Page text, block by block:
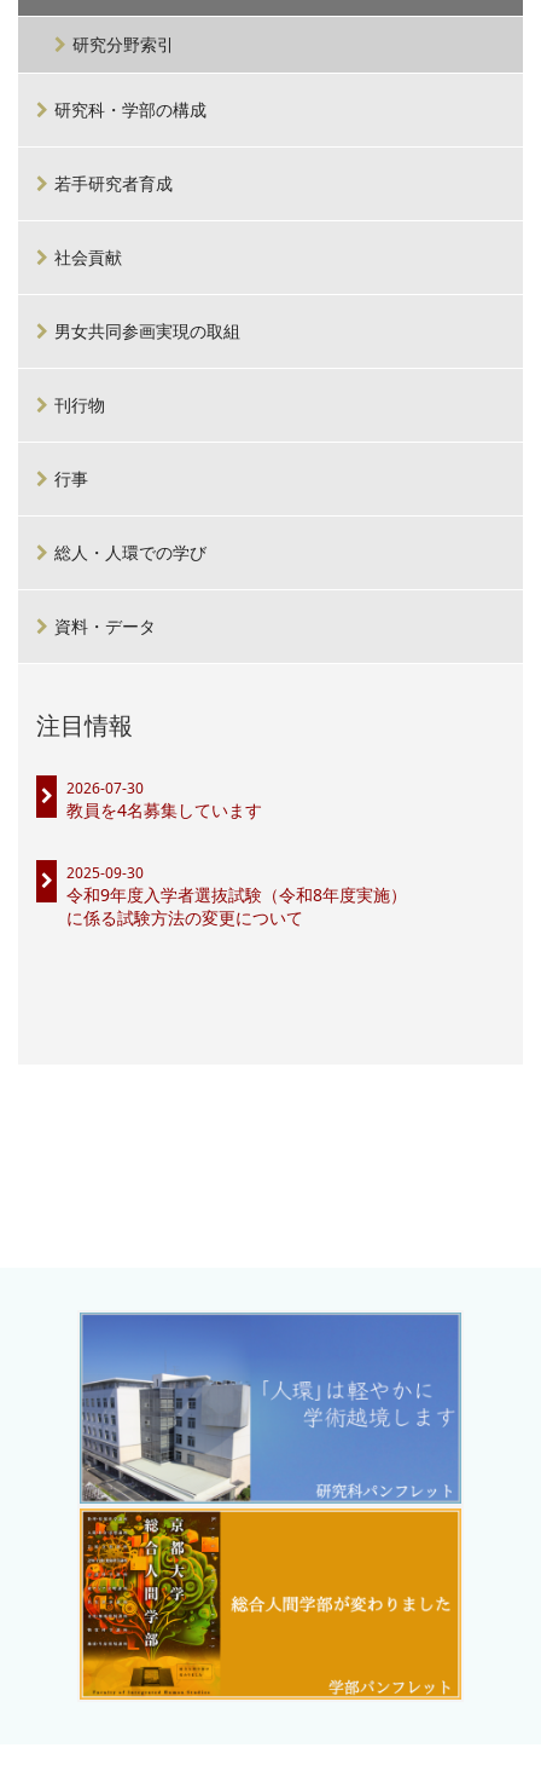
研究分野索引
研究科・学部の構成
若手研究者育成
社会貢献
男女共同参画実現の取組
刊行物
行事
総人・人環での学び
資料・データ
注目情報
2026-07-30
教員を4名募集しています
2025-09-30
令和9年度入学者選抜試験（令和8年度実施）
に係る試験方法の変更について